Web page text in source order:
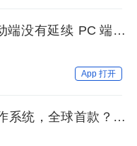
端没有延续 PC 端的
App 打开
系统，全球首款？字
招女婿要求大模型从